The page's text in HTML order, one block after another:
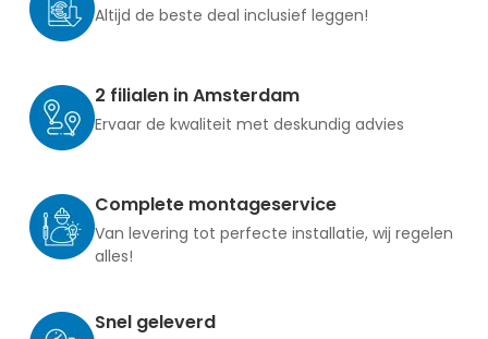
Altijd de beste deal inclusief leggen!
2 filialen in Amsterdam
Ervaar de kwaliteit met deskundig advies
Complete montageservice
Van levering tot perfecte installatie, wij regelen
alles!
Snel geleverd